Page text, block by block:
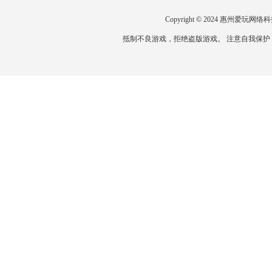
Copyright © 2024 惠州爱玩网络
抵制不良游戏，拒绝盗版游戏。 注意自我保